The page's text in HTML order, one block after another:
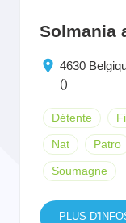
Solmania
4630
()
Détente
Nat Patro
Soumagne
PLUS